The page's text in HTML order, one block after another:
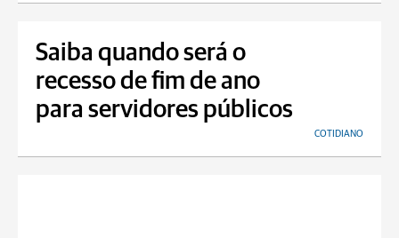
Saiba quando será o
recesso de fim de ano
para servidores públicos
COTIDIANO